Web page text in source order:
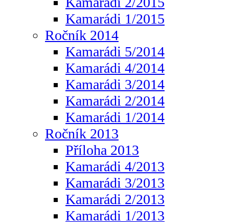
Kamarádi 1/2015
Ročník 2014
Kamarádi 5/2014
Kamarádi 4/2014
Kamarádi 3/2014
Kamarádi 2/2014
Kamarádi 1/2014
Ročník 2013
Příloha 2013
Kamarádi 4/2013
Kamarádi 3/2013
Kamarádi 2/2013
Kamarádi 1/2013